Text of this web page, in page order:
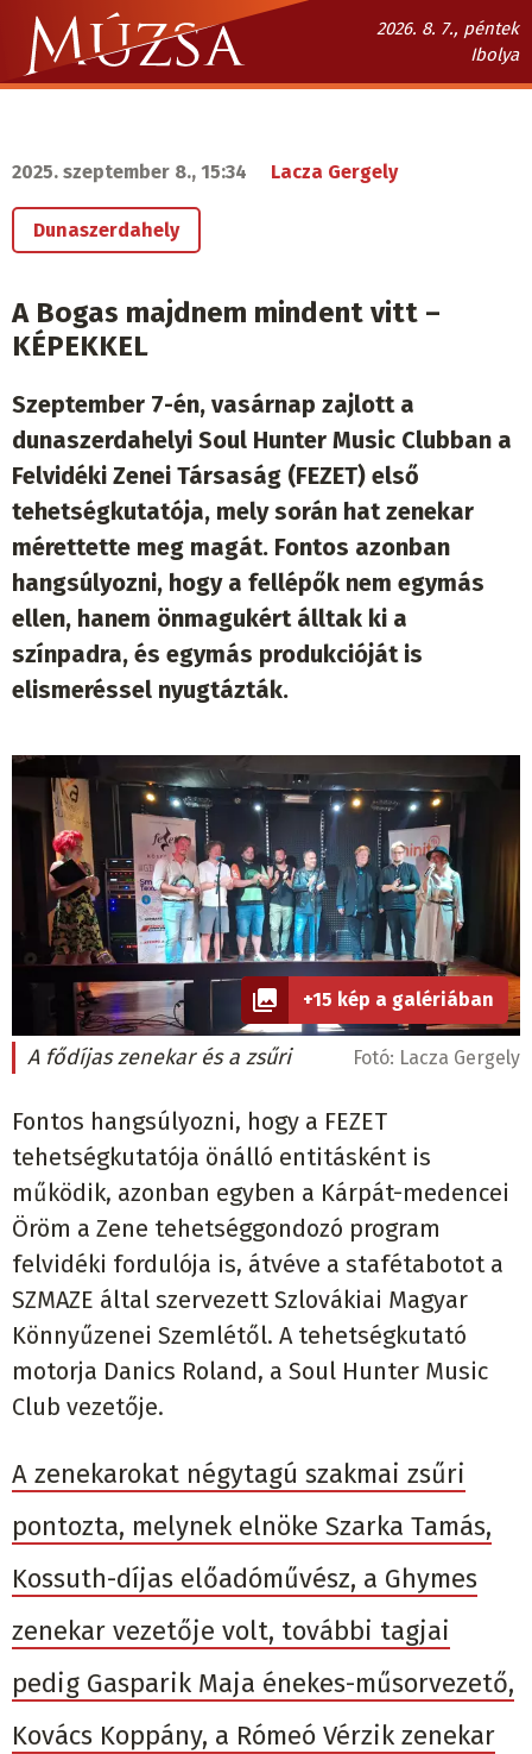
Ugrás
tartalomra
2026. 8. 7., péntek
Ibolya
Múzsa.sk
2025. szeptember 8., 15:34 Lacza Gergely
Dunaszerdahely
A Bogas majdnem mindent vitt –
KÉPEKKEL
Szeptember 7-én, vasárnap zajlott a
dunaszerdahelyi Soul Hunter Music Clubban a
Felvidéki Zenei Társaság (FEZET) első
tehetségkutatója, mely során hat zenekar
mérettette meg magát. Fontos azonban
hangsúlyozni, hogy a fellépők nem egymás
ellen, hanem önmagukért álltak ki a
színpadra, és egymás produkcióját is
elismeréssel nyugtázták.
+15 kép a galériában
A fődíjas zenekar és a zsűri Fotó: Lacza Gergely
Fontos hangsúlyozni, hogy a FEZET
tehetségkutatója önálló entitásként is
működik, azonban egyben a Kárpát-medencei
Öröm a Zene tehetséggondozó program
felvidéki fordulója is, átvéve a stafétabotot a
SZMAZE által szervezett Szlovákiai Magyar
Könnyűzenei Szemlétől. A tehetségkutató
motorja Danics Roland, a Soul Hunter Music
Club vezetője.
A zenekarokat négytagú szakmai zsűri
pontozta, melynek elnöke Szarka Tamás,
Kossuth-díjas előadóművész, a Ghymes
zenekar vezetője volt, további tagjai
pedig Gasparik Maja énekes-műsorvezető,
Kovács Koppány, a Rómeó Vérzik zenekar